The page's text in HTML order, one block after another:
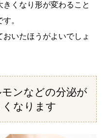
くなり形が変わること
。
いたほうがよいでしょ
ンなどの分泌が
なります